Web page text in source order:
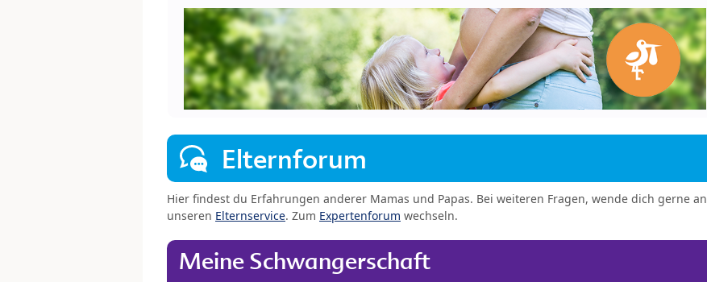
Elternforum
Hier findest du Erfahrungen anderer Mamas und Papas. Bei weiteren Fragen, wende dich gerne an
unseren Elternservice. Zum Expertenforum wechseln.
Meine Schwangerschaft